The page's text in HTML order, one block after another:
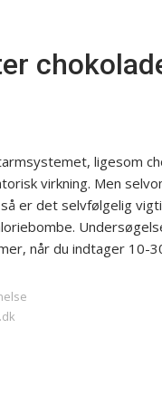
ligesom
virkning. Men
er det selvfølgelig
når du indtager 10-